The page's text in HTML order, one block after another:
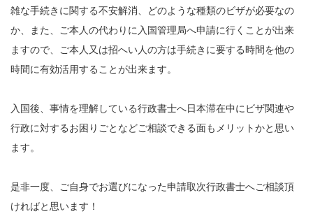
雑な手続きに関する不安解消、どのような種類のビザが必要なの
か、また、ご本人の代わりに入国管理局へ申請に行くことが出来
ますので、ご本人又は招へい人の方は手続きに要する時間を他の
時間に有効活用することが出来ます。
入国後、事情を理解している行政書士へ日本滞在中にビザ関連や
行政に対するお困りごとなどご相談できる面もメリットかと思い
ます。
是非一度、ご自身でお選びになった申請取次行政書士へご相談頂
ければと思います！